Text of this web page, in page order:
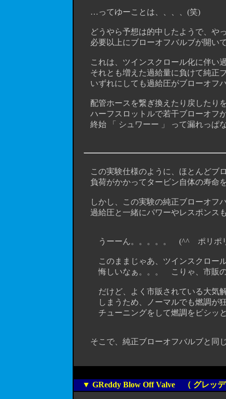
…ってゆーことは、、、、(笑)
どうやら予想は的中したようで、やっ
必要以上にブローオフバルブが開いて
これは、ツインスクロール化に伴い過
それとも増えた過給量に負けて純正ブ
いずれにしても過給圧がブローオフバ
配管ホースを繋ぎ換えたり戻したりを
ハーフスロットルで若干ブローオフが
終始 「 シュワーー 」 って漏れっぱ
この実験仕様のように、ほとんどブロ
負荷がかかってタービン自体の寿命
しかし、この実験の純正ブローオフバ
過給圧と一緒にパワーやレスポンス
うーーん。。。。。 (^^ゞポリポ
このままじゃあ、ツインスクロール
悔しいなぁ。。。 こりゃ、市販の強
だけど、よく市販されている大気解
しまうため、ノーマルでも燃調が狂
チューニングをして燃調をビシッと
そこで、純正ブローオフバルブと同じ
▼ GReddy Blow Off Valve （ グレッデ